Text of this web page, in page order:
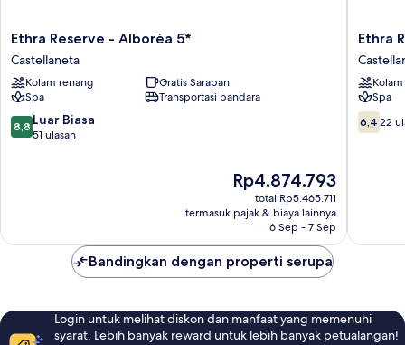
Ethra
Reserve
-
Alborèa
5*
Castellaneta
Ethra Reserve - Alborèa 5*
Castellaneta
Kolam renang
Gratis Sarapan
Spa
Transportasi bandara
8.8
dari
8,8 Luar Biasa
51 ulasan
Harga
sekarang
Rp4.874.793
Rp4.874.793
total Rp5.465.711
termasuk pajak & biaya lainnya
6 Sep - 7 Sep
Ethra
Reserve
-
4*
Marina
Ethra
Spa
6.4
dari
6,4 22
Bandingkan dengan properti serupa
Login untuk melihat diskon dan manfaat yang memenuhi
syarat. Lebih banyak reward untuk lebih banyak petualangan!